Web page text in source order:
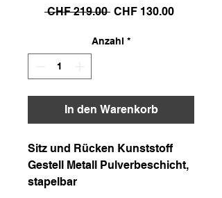
CHF 219.00 Standardpreis
CHF 130.00Sale-
Anzahl *
In den Warenkorb
Sitz und Rücken Kunststoff
Gestell Metall Pulverbeschicht,
stapelbar